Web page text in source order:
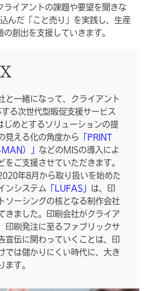
ライアントの課題や要望を聞きな
込んだ「こと売り」を実践し、生産
創出を支援していきます。
と一緒になって、クライアント
る次世代型販促支援サービス
じめとするソリューションの提
見える化の角度から 「PRINT
）
」 などのMISの導入によ
をご支援させていただきます。
年8月から取り扱いを始めた
ンシステム 「LUFAS 」 は、印
ソーシングの核となる制作会社
きました。印刷会社がクライア
印刷発注に至るファブリックサ
宣伝に関わっていくことは、印
では儲かりにくい時代に、大き
ます。